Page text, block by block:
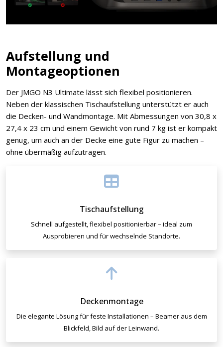
Aufstellung und
Montageoptionen
Der JMGO N3 Ultimate lässt sich flexibel positionieren.
Neben der klassischen Tischaufstellung unterstützt er auch
die Decken- und Wandmontage. Mit Abmessungen von 30,8 x
27,4 x 23 cm und einem Gewicht von rund 7 kg ist er kompakt
genug, um auch an der Decke eine gute Figur zu machen –
ohne übermäßig aufzutragen.
Tischaufstellung
Schnell aufgestellt, flexibel positionierbar – ideal zum
Ausprobieren und für wechselnde Standorte.
Deckenmontage
Die elegante Lösung für feste Installationen – Beamer aus dem
Blickfeld, Bild auf der Leinwand.